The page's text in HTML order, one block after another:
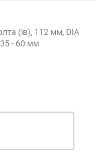
(ів), 112 мм, DIA
- 60 мм